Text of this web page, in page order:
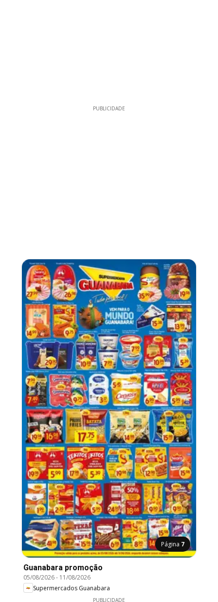
PUBLICIDADE
Página 7
Guanabara promoção
05/08/2026- 11/08/2026
Supermercados Guanabara
PUBLICIDADE